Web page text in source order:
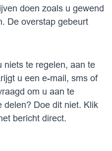
doen zoals u gewend
De overstap gebeurt
niets te regelen, aan te
u een e-mail, sms of
om u aan te
delen? Doe dit niet. Klik
bericht direct.